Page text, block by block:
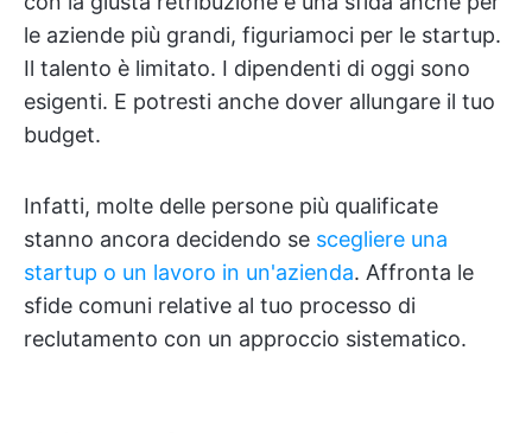
le aziende più grandi, figuriamoci per le startup.
Il talento è limitato. I dipendenti di oggi sono
esigenti. E potresti anche dover allungare il tuo
budget.
Infatti, molte delle persone più qualificate
stanno ancora decidendo se scegliere una
startup o un lavoro in un'azienda. Affronta le
sfide comuni relative al tuo processo di
reclutamento con un approccio sistematico.